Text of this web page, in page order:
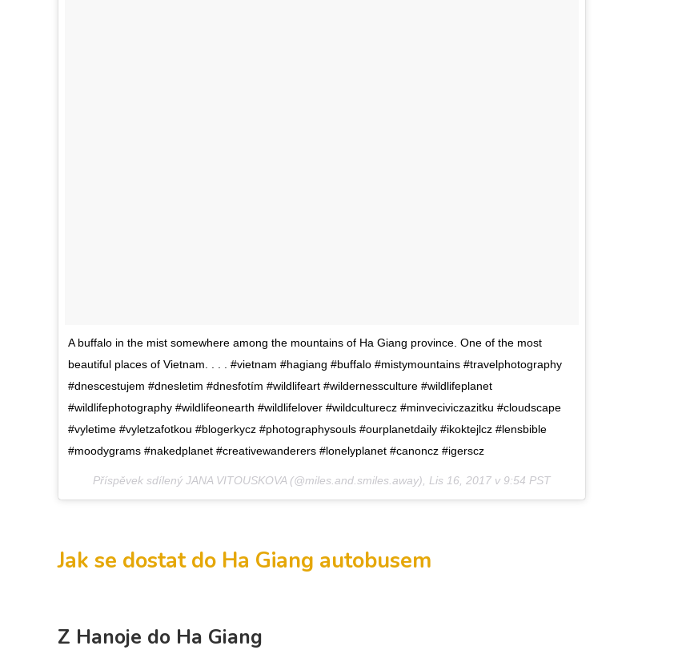
A buffalo in the mist somewhere among the mountains of Ha Giang province. One of the most
beautiful places of Vietnam. . . . #vietnam #hagiang #buffalo #mistymountains #travelphotography
#dnescestujem #dnesletim #dnesfotím #wildlifeart #wildernessculture #wildlifeplanet
#wildlifephotography #wildlifeonearth #wildlifelover #wildculturecz #minveciviczazitku #cloudscape
#vyletime #vyletzafotkou #blogerkycz #photographysouls #ourplanetdaily #ikoktejlcz #lensbible
#moodygrams #nakedplanet #creativewanderers #lonelyplanet #canoncz #igerscz
Příspěvek sdílený JANA VITOUSKOVA (@miles.and.smiles.away), Lis 16, 2017 v 9:54 PST
Jak se dostat do Ha Giang autobusem
Z Hanoje do Ha Giang